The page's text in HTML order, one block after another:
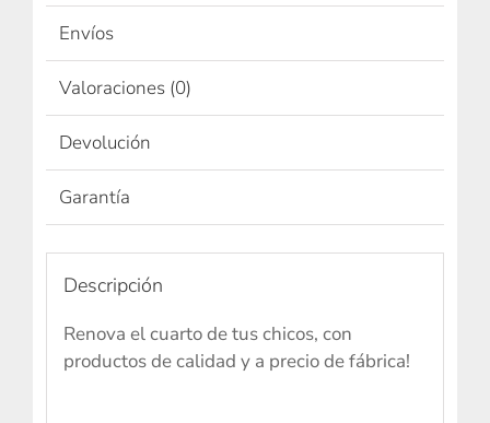
Envíos
Valoraciones (0)
Devolución
Garantía
Descripción
Renova el cuarto de tus chicos, con
productos de calidad y a precio de fábrica!